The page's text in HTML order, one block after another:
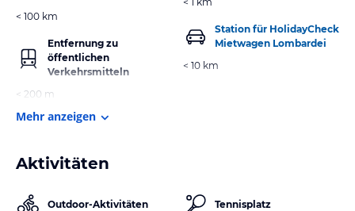
< 100 km
Entfernung zu
öffentlichen
Verkehrsmitteln
< 200 m
Station für HolidayCheck
Mietwagen Lombardei
< 10 km
Mehr anzeigen
Aktivitäten
Outdoor-Aktivitäten Tennisplatz